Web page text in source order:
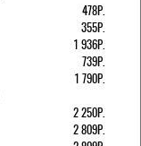
478Р.
355Р.
1 936Р.
739Р.
1 790Р.
2 250Р.
2 809Р.